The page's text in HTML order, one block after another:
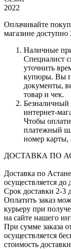
2022
Оплачивайте
магазине
Наличные
Специалист
уточнить
купюры. Вы
документы,
товар и чек.
Безналичный
интернет-
Чтобы
платежный
номер карты,
ДОСТАВКА ПО
Доставка по
осуществляется
Срок доставки 2-3
Оплатить заказ
курьеру при
на сайте нашего
При сумме заказа
осуществляется
стоимость